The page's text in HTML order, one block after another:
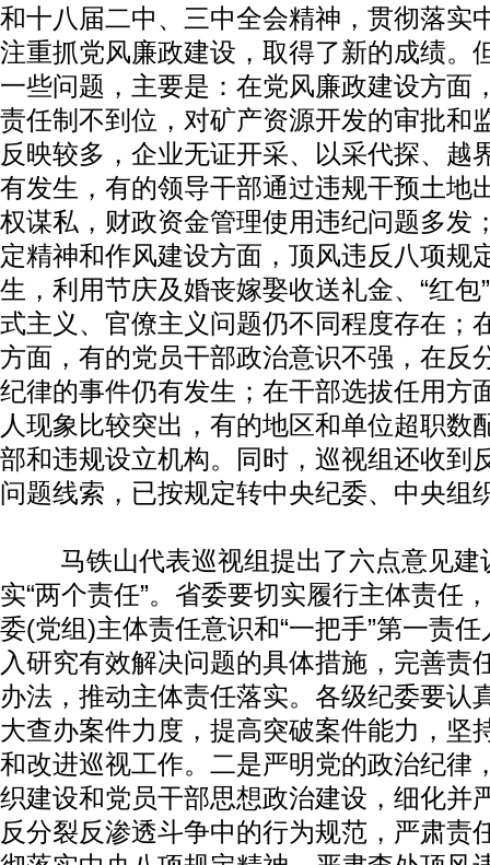
和十八届二中、三中全会精神，贯彻落实
注重抓党风廉政建设，取得了新的成绩。
一些问题，主要是：在党风廉政建设方面
责任制不到位，对矿产资源开发的审批和
反映较多，企业无证开采、以采代探、越
有发生，有的领导干部通过违规干预土地
权谋私，财政资金管理使用违纪问题多发
定精神和作风建设方面，顶风违反八项规
生，利用节庆及婚丧嫁娶收送礼金、“红包
式主义、官僚主义问题仍不同程度存在；
方面，有的党员干部政治意识不强，在反
纪律的事件仍有发生；在干部选拔任用方
人现象比较突出，有的地区和单位超职数
部和违规设立机构。同时，巡视组还收到
问题线索，已按规定转中央纪委、中央组
马铁山代表巡视组提出了六点意见建
实“两个责任”。省委要切实履行主体责任
委(党组)主体责任意识和“一把手”第一责
入研究有效解决问题的具体措施，完善责
办法，推动主体责任落实。各级纪委要认
大查办案件力度，提高突破案件能力，坚
和改进巡视工作。二是严明党的政治纪律
织建设和党员干部思想政治建设，细化并
反分裂反渗透斗争中的行为规范，严肃责